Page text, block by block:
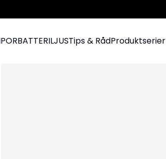
BATTERILJUSTips & RådProduktserier